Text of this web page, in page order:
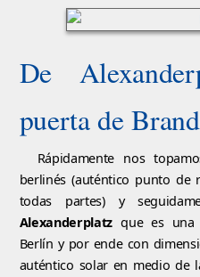
De
puerta de
Rápidamente nos
berlinés (auténtico punto de
todas partes) y
Alexanderplatz que es una
Berlín y por ende con
auténtico solar en medio de